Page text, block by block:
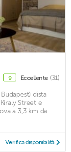
9 Eccellente (31)
dista
Street e
a 3,3 km da
Verifica disponibilità